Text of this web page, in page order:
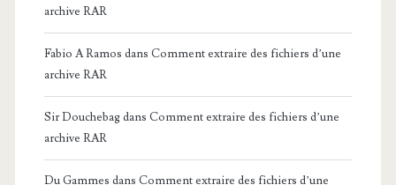
archive RAR
Fabio A Ramos dans Comment extraire des fichiers d’une
archive RAR
Sir Douchebagdans Comment extraire des fichiers d’une
archive RAR
Du Gammes dans Comment extraire des fichiers d’une